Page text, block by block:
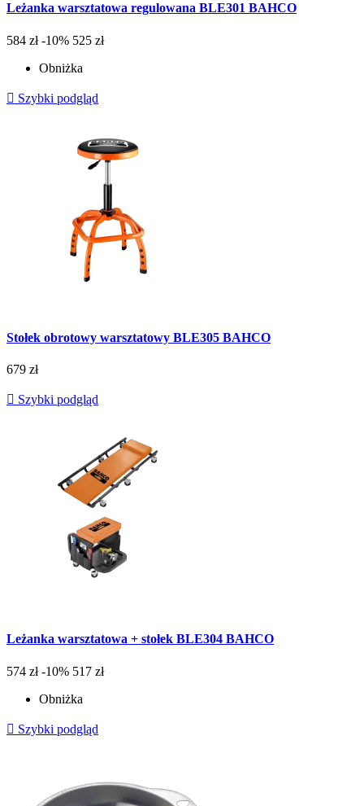
Leżanka warsztatowa regulowana BLE301 BAHCO
584 zł -10% 525 zł
Obniżka
 Szybki podgląd
Stołek obrotowy warsztatowy BLE305 BAHCO
679 zł
 Szybki podgląd
Leżanka warsztatowa + stołek BLE304 BAHCO
574 zł -10% 517 zł
Obniżka
 Szybki podgląd